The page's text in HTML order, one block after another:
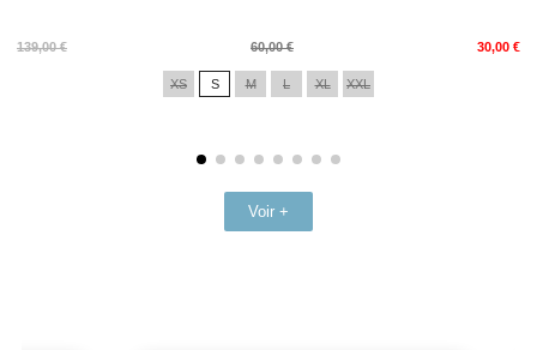
139,00 €
Prix
60,00 € 30,00 €
Prix
XS S M L XL XXL
Voir +